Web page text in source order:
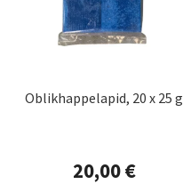
Oblikhappelapid, 20 x 25 g
20,00€